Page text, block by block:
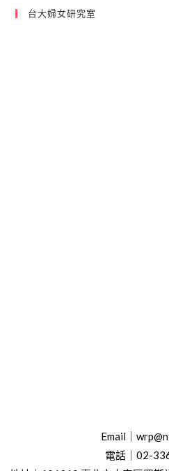
台大婦女研究室
Email｜
電話｜02-